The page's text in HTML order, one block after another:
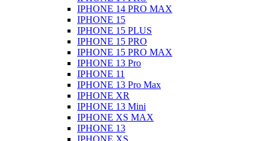
IPHONE 14 PRO MAX
IPHONE 15
IPHONE 15 PLUS
IPHONE 15 PRO
IPHONE 15 PRO MAX
IPHONE 13 Pro
IPHONE 11
IPHONE 13 Pro Max
IPHONE XR
IPHONE 13 Mini
IPHONE XS MAX
IPHONE 13
IPHONE XS